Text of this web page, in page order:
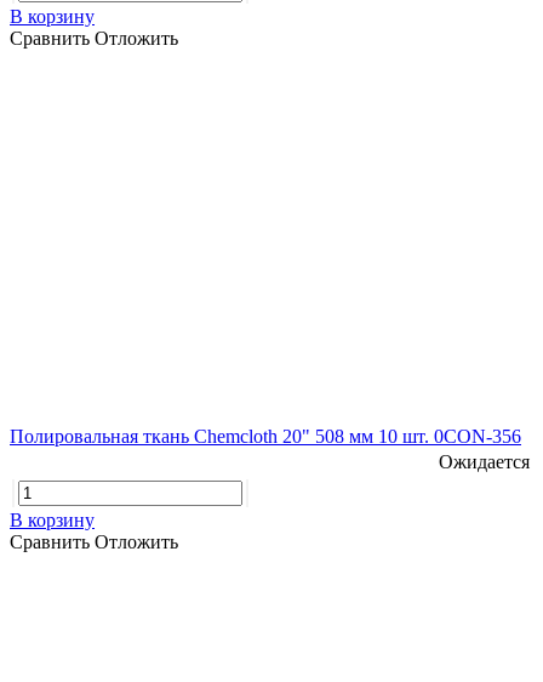
В корзину
Сравнить Отложить
Полировальная ткань Chemcloth 20" 508 мм 10 шт. 0CON-356
Ожидается
В корзину
Сравнить Отложить